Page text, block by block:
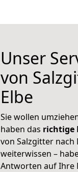
Unser
von
Elbe
Sie wollen
haben das richtige
von Salzgitter nach
weiterwissen –
Antworten auf Ihre